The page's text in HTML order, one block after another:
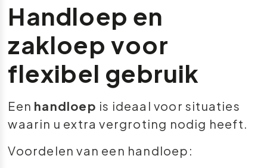
Handloep en
zakloep voor
flexibel gebruik
Een handloep is ideaal voor situaties
waarin u extra vergroting nodig heeft.
Voordelen van een handloep: